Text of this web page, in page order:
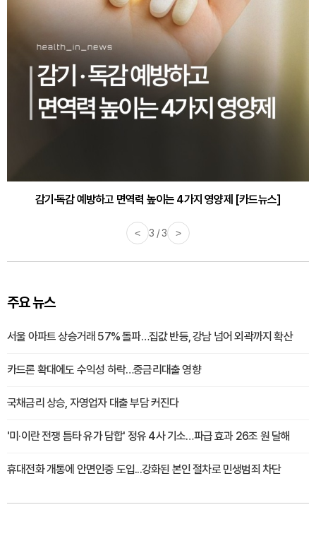
감기·독감 예방하고 면역력 높이는 4가지 영양제 [카드뉴스]
< 3 / 3 >
주요 뉴스
서울 아파트 상승거래 57% 돌파…집값 반등, 강남 넘어 외곽까지 확산
카드론 확대에도 수익성 하락…중금리대출 영향
국채금리 상승, 자영업자 대출 부담 커진다
'미·이란 전쟁 틈타 유가 담합' 정유 4사 기소…파급 효과 26조 원 달해
휴대전화 개통에 안면인증 도입...강화된 본인 절차로 민생범죄 차단